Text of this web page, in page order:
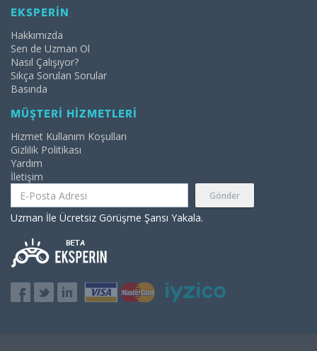
EKSPERİN
Hakkımızda
Sen de Uzman Ol
Nasıl Çalışıyor?
Sıkça Sorulan Sorular
Basında
MÜŞTERİ HİZMETLERİ
Hizmet Kullanım Koşulları
Gizlilik Politikası
Yardım
İletişim
Gönder
Uzman İle Ücretsiz Görüşme Şansı Yakala.